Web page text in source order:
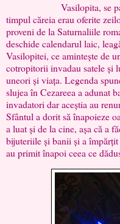
Vasilopita, se pare că
timpul căreia erau oferite
proveni de la Saturnaliile
deschide calendarul laic,
Vasilopitei, ce amintește de
cotropitorii invadau satele și
uneori și viața. Legenda
slujea în Cezareea a adunat
invadatori dar aceștia au
Sfântul a dorit să înapoieze
a luat și de la cine, așa că a
bijuteriile și banii și a
au primit înapoi ceea ce